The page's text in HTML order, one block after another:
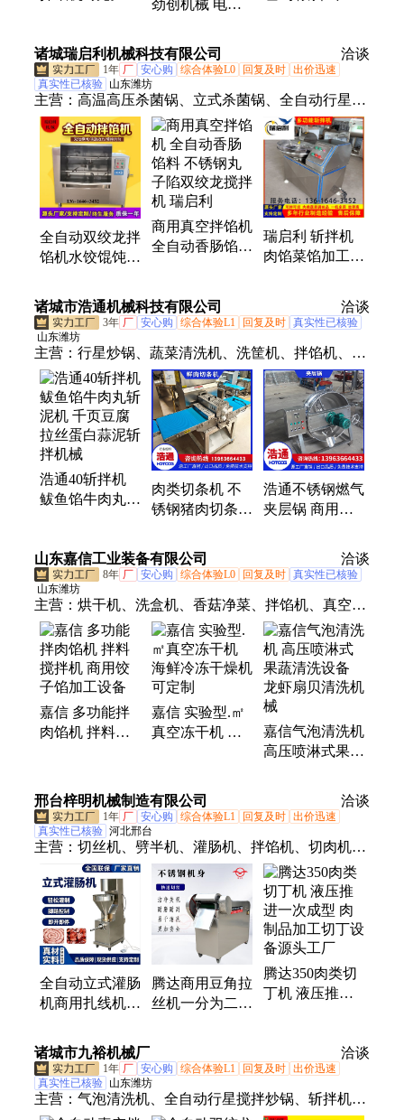
馅机
劲创机械 电气
菌夹层锅供应商
诸城瑞启利机械科技有限公司 洽谈
1年 厂 安心购 综合体验L0 回复及时 出价迅速
真实性已核验 山东潍坊
主营： 高温高压杀菌锅、立式杀菌锅、全自动行星炒
锅、拌馅机、夹层锅、蜂窝卤煮锅、高压蒸煮锅、斩
拌机、绞肉机、油炸机、风干机、洗筐机、真空包装
机、巴氏杀菌机、气泡清洗机、毛辊清洗机、灌肠
机、烟熏炉
全自动双绞龙拌
馅机水饺馄饨宠
用肉制品馅料
瑞启利
商用真空拌馅机
全自动香肠馅料
启利
瑞启利 斩拌机
肉馅菜馅加工用
诸城市浩通机械科技有限公司 洽谈
3年 厂 安心购 综合体验L1 回复及时 真实性已核验
山东潍坊
主营： 行星炒锅、蔬菜清洗机、洗筐机、拌馅机、杀
菌锅、巴氏杀菌流水线、鲜肉切片机、砍排机、肉丁
机、涡流清洗机、翻筐清洗机
浩通40斩拌机
鲅鱼馅牛肉丸斩
拌机械
肉类切条机 不
锈钢猪肉切条设
肉开条机 五花
肉分切机
浩通不锈钢燃气
夹层锅 商用卤
手液化气牛肉卤
制蒸煮锅
山东嘉信工业装备有限公司 洽谈
8年 厂 安心购 综合体验L0 回复及时 真实性已核验
山东潍坊
主营： 烘干机、洗盒机、香菇净菜、拌馅机、真空脆
片、辣椒清洗、清洗风干、冬枣脆片、气泡果蔬、嘉
信土豆、托盘洗盘、菠菜清洗、草莓脆片、香菇烘
干、水果烘干、香菇清洗、中央厨房、果蔬脆片加工
成套设备、真空闪蒸机、真空油炸机、真空冻干机、
中央厨房净菜设备、涡流清洗机、果蔬清洗机
嘉信 多功能拌
肉馅机 拌料搅
嘉信 实验型.㎡
真空冻干机 海
嘉信气泡清洗机
高压喷淋式果蔬
扇贝清洗机械
邢台梓明机械制造有限公司 洽谈
1年 厂 安心购 综合体验L1 回复及时 出价迅速
真实性已核验 河北邢台
主营： 切丝机、劈半机、灌肠机、拌馅机、切肉机、
切花刀、开瓣机、切半机、干豆角、切丁机、分瓣
机、切块机、切瓣机、绞肉机、切花机、麻花搓条
机、辣椒粉碎机、鲜肉开条机、板面搓条机、辣椒切
片机、豆角拉丝机、牛肉切条机、绞切一体机、切丝
切片机、香菇切片机、肉制品开花机
全自动立式灌肠
机商用扎线机多
腿肠灌肠拌馅机
腾达商用豆角拉
丝机一分为二辣
腾达350肉类切
丁机 液压推进
诸城市九裕机械厂 洽谈
1年 厂 安心购 综合体验L1 回复及时 出价迅速
真实性已核验 山东潍坊
主营： 气泡清洗机、全自动行星搅拌炒锅、斩拌机、